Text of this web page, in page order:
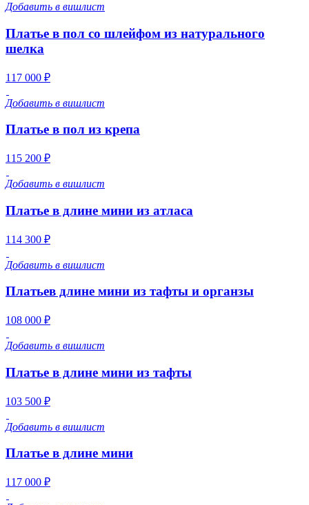
Добавить в вишлист
Платье в пол со шлейфом из натурального
шелка
117 000 ₽
Добавить в вишлист
Платье в пол из крепа
115 200 ₽
Добавить в вишлист
Платье в длине мини из атласа
114 300 ₽
Добавить в вишлист
Платьев длине мини из тафты и органзы
108 000 ₽
Добавить в вишлист
Платье в длине мини из тафты
103 500 ₽
Добавить в вишлист
Платье в длине мини
117 000 ₽